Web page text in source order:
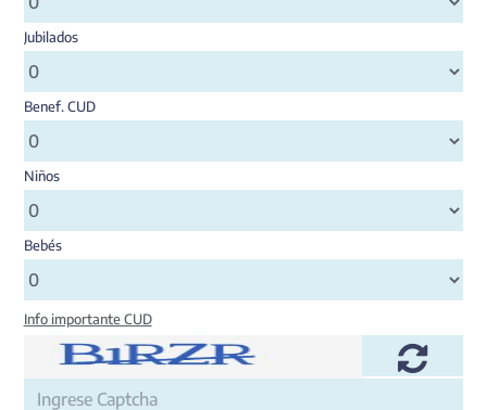
Jubilados
Benef. CUD
Niños
Bebés
Info importante CUD